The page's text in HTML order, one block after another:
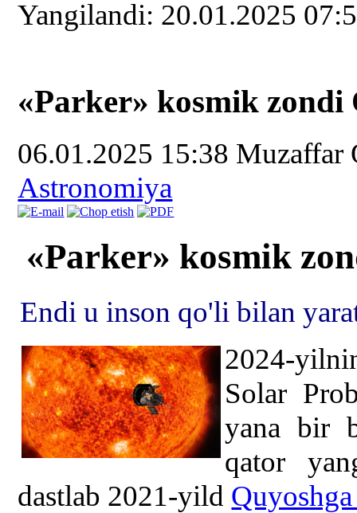
Yangilаndi: 20.01.2025
«Parker» kosmik
06.01.2025 15:38 Muzaffar
Astronomiya
«Parker» kosmik
Endi u inson qo'li bilan
2024-
Solar
yana bir
qator
dastlab 2021-yild